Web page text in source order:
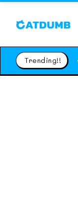
Trending!!